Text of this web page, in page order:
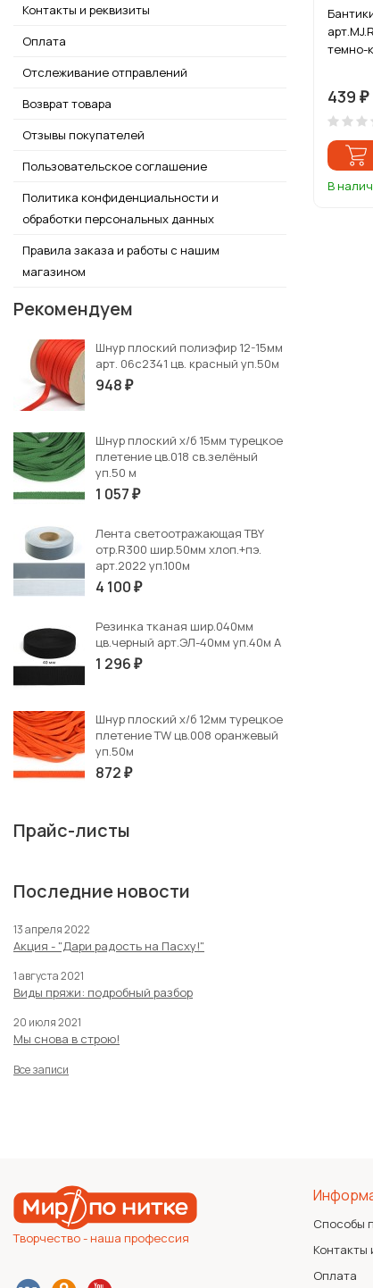
темно-
439 ₽
В
Контакты и реквизиты
Оплата
Отслеживание отправлений
Возврат товара
Отзывы покупателей
Пользовательское соглашение
Политика конфиденциальности и
обработки персональных данных
Правила заказа и работы с нашим
магазином
Рекомендуем
Шнур плоский полиэфир 12-15мм
арт. 06с2341 цв. красный уп.50м
948 ₽
Шнур плоский х/б 15мм турецкое
плетение цв.018 св.зелёный
уп.50 м
1 057 ₽
Лента светоотражающая TBY
отр.R300 шир.50мм хлоп.+пэ.
арт.2022 уп.100м
4 100 ₽
Резинка тканая шир.040мм
цв.черный арт.ЭЛ-40мм уп.40м А
1 296 ₽
Шнур плоский х/б 12мм турецкое
плетение TW цв.008 оранжевый
уп.50м
872 ₽
Прайс-листы
Последние новости
13 апреля 2022
Акция - "Дари радость на Пасху!"
1 августа 2021
Виды пряжи: подробный разбор
20 июля 2021
Мы снова в строю!
Все записи
Творчество - наша профессия
Способы
Контакты
Оплата